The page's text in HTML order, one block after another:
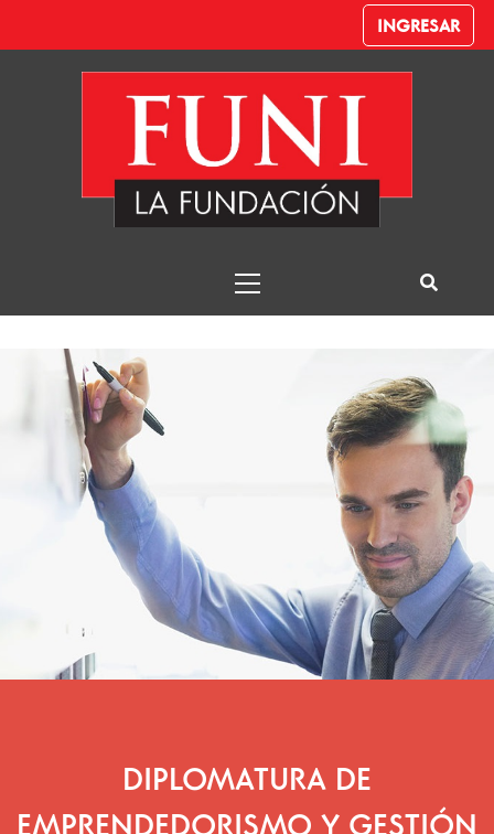
INGRESAR
Emprendedorismo
y Gestión de la
Innovación
DIPLOMATURA DE
EMPRENDEDORISMO Y GESTIÓN